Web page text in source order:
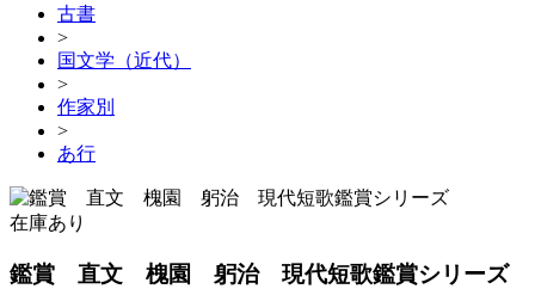
古書
>
国文学（近代）
>
作家別
>
あ行
在庫あり
鑑賞 直文 槐園 躬治 現代短歌鑑賞シリーズ